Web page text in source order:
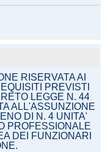
RISERVATA AI
PREVISTI
LEGGE N. 44
ALL'ASSUNZIONE
DI N. 4 UNITA'
PROFESSIONALE
DEI FUNZIONARI